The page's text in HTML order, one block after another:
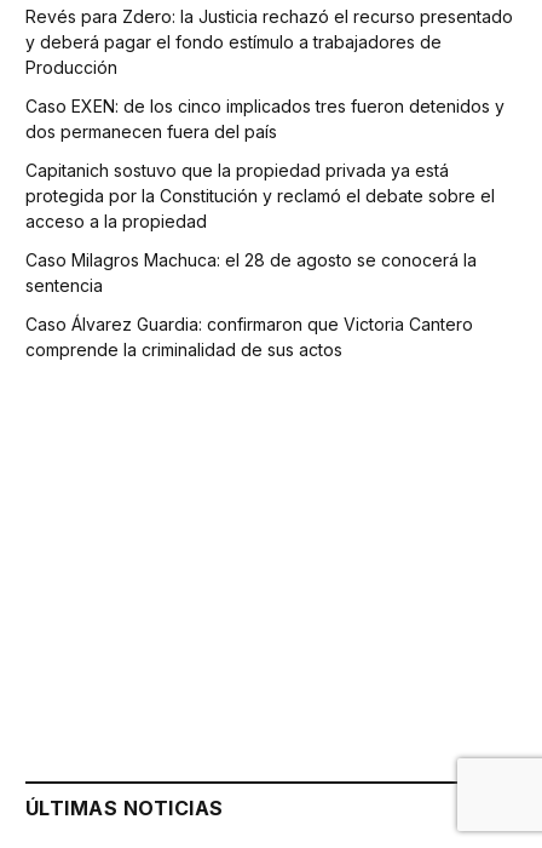
Revés para Zdero: la Justicia rechazó el recurso presentado
y deberá pagar el fondo estímulo a trabajadores de
Producción
Caso EXEN: de los cinco implicados tres fueron detenidos y
dos permanecen fuera del país
Capitanich sostuvo que la propiedad privada ya está
protegida por la Constitución y reclamó el debate sobre el
acceso a la propiedad
Caso Milagros Machuca: el 28 de agosto se conocerá la
sentencia
Caso Álvarez Guardia: confirmaron que Victoria Cantero
comprende la criminalidad de sus actos
ÚLTIMAS NOTICIAS